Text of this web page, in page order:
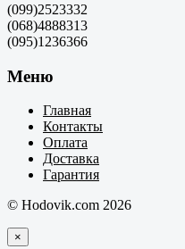
(099)2523332
(068)4888313
(095)1236366
Меню
Главная
Контакты
Оплата
Доставка
Гарантия
© Hodovik.com 2026
×